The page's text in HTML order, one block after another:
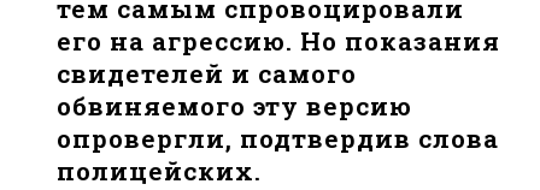
тем самым спровоцировали
его на агрессию. Но показания
свидетелей и самого
обвиняемого эту версию
опровергли, подтвердив слова
полицейских.